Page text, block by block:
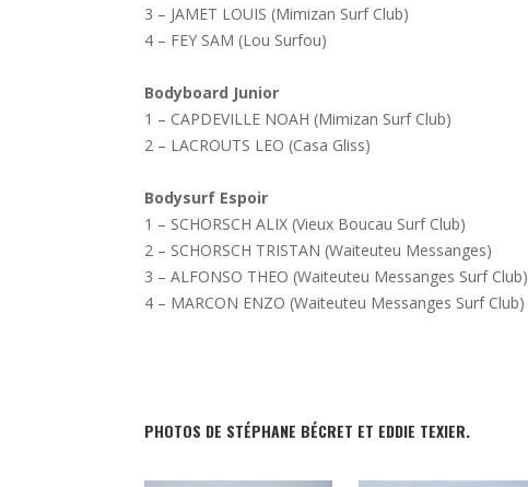
3 – JAMET LOUIS (Mimizan Surf Club)
4 – FEY SAM (Lou Surfou)
Bodyboard Junior
1 – CAPDEVILLE NOAH (Mimizan Surf Club)
2 – LACROUTS LEO (Casa Gliss)
Bodysurf Espoir
1 – SCHORSCH ALIX (Vieux Boucau Surf Club)
2 – SCHORSCH TRISTAN (Waiteuteu Messanges)
3 – ALFONSO THEO (Waiteuteu Messanges Surf Club)
4 – MARCON ENZO (Waiteuteu Messanges Surf Club)
PHOTOS DE STÉPHANE BÉCRET ET EDDIE TEXIER.